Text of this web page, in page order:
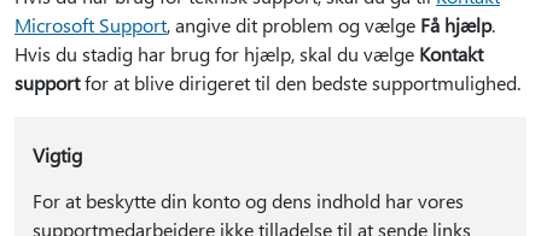
Microsoft Support, angive dit problem og vælge Få hjælp.
Hvis du stadig har brug for hjælp, skal du vælge Kontakt
supportfor at blive dirigeret til den bedste supportmulighed.
Vigtig
For at beskytte din konto og dens indhold har vores
supportmedarbejdere ikke tilladelse til at sende links